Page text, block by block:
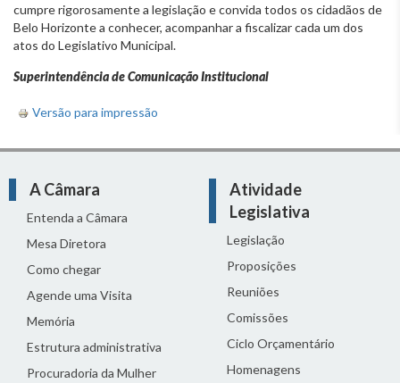
cumpre rigorosamente a legislação e convida todos os cidadãos de
Belo Horizonte a conhecer, acompanhar a fiscalizar cada um dos
atos do Legislativo Municipal.
Superintendência de Comunicação Institucional
Versão para impressão
A Câmara
Entenda a Câmara
Mesa Diretora
Como chegar
Agende uma Visita
Memória
Estrutura administrativa
Procuradoria da Mulher
Atividade
Legislativa
Legislação
Proposições
Reuniões
Comissões
Ciclo Orçamentário
Homenagens